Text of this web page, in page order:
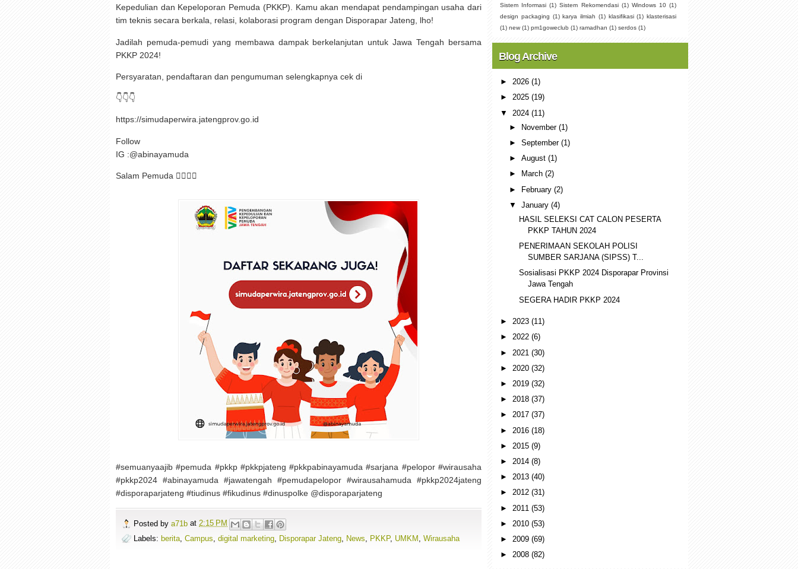
Kepedulian dan Kepeloporan Pemuda (PKKP). Kamu akan mendapat pendampingan usaha dari
tim teknis secara berkala, relasi, kolaborasi program dengan Disporapar Jateng, lho!
Jadilah pemuda-pemudi yang membawa dampak berkelanjutan untuk Jawa Tengah bersama
PKKP 2024!
Persyaratan, pendaftaran dan pengumuman selengkapnya cek di
👇👇👇
https://simudaperwira.jatengprov.go.id
Follow
IG :@abinayamuda
Salam Pemuda ✊🏻✊🏻
#semuanyaajib #pemuda #pkkp #pkkpjateng #pkkpabinayamuda #sarjana #pelopor #wirausaha
#pkkp2024 #abinayamuda #jawatengah #pemudapelopor #wirausahamuda #pkkp2024jateng
#disporaparjateng #tiudinus #fikudinus #dinuspolke @disporaparjateng
Posted by a71b at 2:15 PM
Labels: berita Campus digital marketing Disporapar Jateng News PKKP, UMKM Wirausaha
Sistem Informasi (1) Sistem Rekomendasi (1) Windows 10 (1)
design packaging (1) karya ilmiah (1) klasifikasi (1) klasterisasi
(1) new (1) pm1goweclub (1) ramadhan (1) serdos (1)
Blog Archive
► 2026 (1)
► 2025 (19)
▼ 2024 (11)
►
November(1)
►September(1)
►August(1)
►
March(2)
► February(2)
▼January(4)
HASIL SELEKSI CAT CALON PESERTA
PKKP TAHUN 2024
PENERIMAAN SEKOLAH POLISI
SUMBER SARJANA (SIPSS) T...
Sosialisasi PKKP 2024 Disporapar Provinsi
Jawa Tengah
SEGERA HADIR PKKP 2024
► 2023 (11)
► 2022 (6)
► 2021 (30)
► 2020 (32)
► 2019 (32)
► 2018 (37)
► 2017 (37)
► 2016 (18)
► 2015 (9)
► 2014 (8)
► 2013 (40)
► 2012 (31)
► 2011 (53)
► 2010 (53)
► 2009 (69)
► 2008 (82)